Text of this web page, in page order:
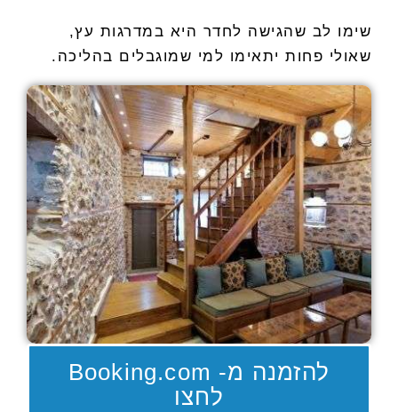
שימו לב שהגישה לחדר היא במדרגות עץ,
שאולי פחות יתאימו למי שמוגבלים בהליכה.
להזמנה מ- Booking.com
לחצו